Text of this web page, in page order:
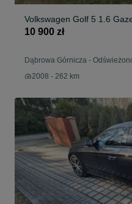
Volkswagen Golf 5 1.6
10 900 zł
Dąbrowa Górnicza -
2008 - 262 km